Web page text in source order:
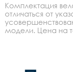
Комплектация
отличаться от
модели. Цена на